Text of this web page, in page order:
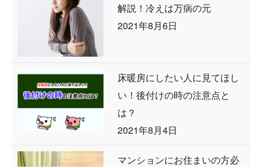
解説！冷えは万病の元
2021年8月6日
床暖房にしたい人に見てほし
い！後付けの時の注意点と
は？
2021年8月4日
マンションにお住まいの方必